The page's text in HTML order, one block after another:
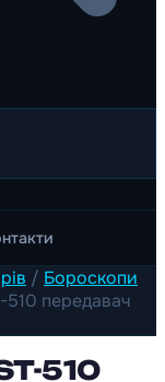
/ Бороскопи
передавач
510